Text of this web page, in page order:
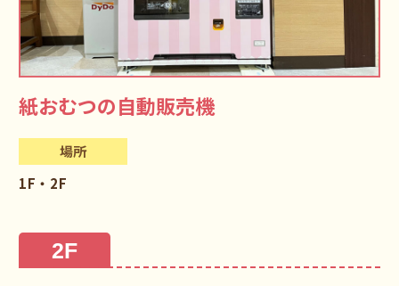
紙おむつの自動販売機
場所
1F・2F